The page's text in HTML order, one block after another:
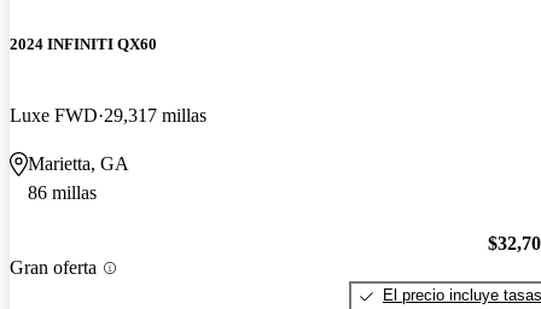
2024 INFINITI QX60
Luxe FWD 29,317 millas
Marietta, GA
86 millas
Gran oferta
El precio incluye tasas